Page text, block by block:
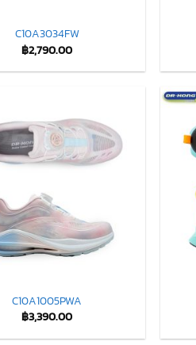
C10A3034FW
฿2,790.00
C10A1005PWA
฿3,390.00